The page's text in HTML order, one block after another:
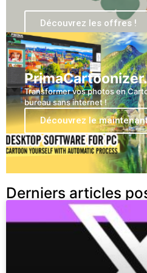
Découvrez les offres !
Transformer vos photos en
bureau sans internet !
Découvrez le
Derniers articles